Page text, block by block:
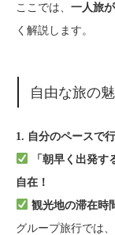
ここでは、 一人旅
く解説します。
自由な旅の
1. 自分のペースで
「朝早く出発す
自在！
観光地の滞在時
グループ旅行では